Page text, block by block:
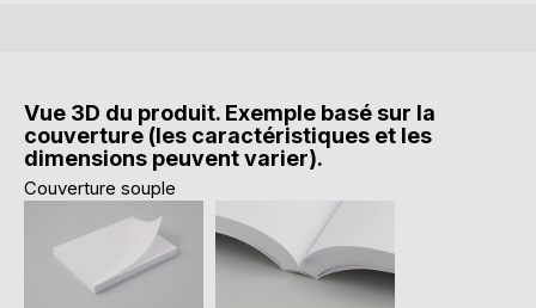
Vue 3D du produit. Exemple basé sur la
couverture (les caractéristiques et les
dimensions peuvent varier).
Couverture souple